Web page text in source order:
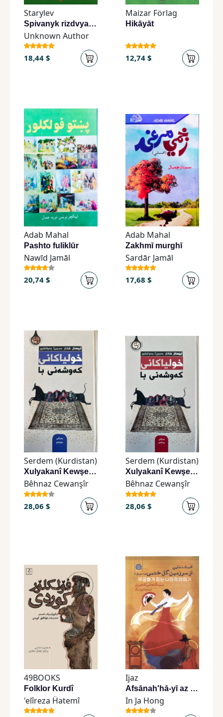
Starylev
Spivanyk rizdvyanyy
Unknown Author
18,44 $
Maizar Förlag
Hikāyāt
12,74 $
Adab Mahal
Pashto fuliklūr
Nawīd Jamāl
20,74 $
Adab Mahal
Zakhmī murghī
Sardār Jamāl
17,68 $
Serdem (Kurdistan)
Xulyakanî Kewşenî Ba
Bêhnaz Cewanşîr
28,06 $
Serdem (Kurdistan)
Xulyakanî Kewşenî Ba
Bêhnaz Cewanşîr
28,06 $
49BOOKS
Folklor Kurdî
'elîreza Ḧatemî
Ijaz
Afsānah'hā-yī az Sarzamīn-i Gul-i Khatmī
In Ja Hong